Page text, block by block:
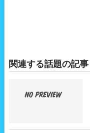
関連する話題の記事